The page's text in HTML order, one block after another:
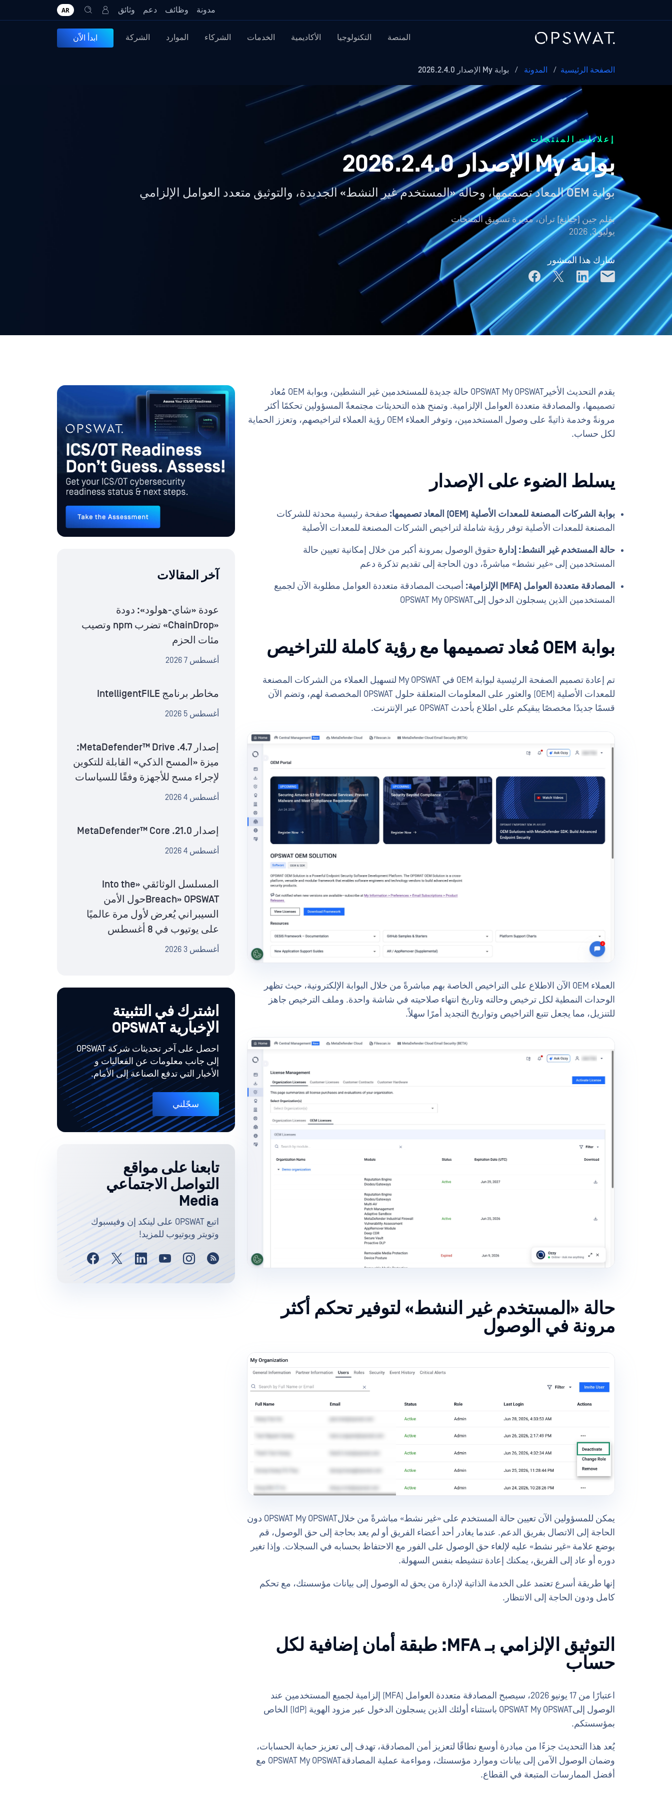
مدونة وظائف دعم وثائق AR
المنصة التكنولوجيا الأكاديمية الخدمات الشركاء الموارد الشركة ابدأ الاّن
الصفحة الرئيسية / المدونة / بوابة My الإصدار 2026.2.4.0
إعلانات المنتجات
بوابة My الإصدار 2026.2.4.0
بوابة OEM المعاد تصميمها، وحالة «المستخدم غير النشط» الجديدة، والتوثيق متعدد العوامل الإلزامي
بقلم جين (جيانغ) تران، مديرة تسويق المنتجات
يوليو 3, 2026
شارك هذا المنشور
يقدم التحديث الأخيرOPSWAT My OPSWAT حالة جديدة للمستخدمين غير النشطين، وبوابة OEM مُعاد
تصميمها، والمصادقة متعددة العوامل الإلزامية. وتمنح هذه التحديثات مجتمعةً المسؤولين تحكمًا أكثر
مرونةً وخدمة ذاتيةً على وصول المستخدمين، وتوفر العملاء OEM رؤية العملاء لتراخيصهم، وتعزز الحماية
لكل حساب.
يسلط الضوء على الإصدار
بوابة الشركات المصنعة للمعدات الأصلية (OEM) المعاد تصميمها:
صفحة رئيسية محدثة للشركات
المصنعة للمعدات الأصلية توفر رؤية شاملة لتراخيص الشركات المصنعة للمعدات الأصلية
حالة المستخدم غير النشط: إدارة حقوق الوصول بمرونة أكبر من خلال إمكانية تعيين حالة
المستخدمين إلى «غير نشط» مباشرةً، دون الحاجة إلى تقديم تذكرة دعم
المصادقة متعددة العوامل (MFA) الإلزامية:
أصبحت المصادقة متعددة العوامل مطلوبة الآن لجميع
المستخدمين الذين يسجلون الدخول إلىOPSWAT My OPSWAT
بوابة OEM مُعاد تصميمها مع رؤية كاملة للتراخيص
تم إعادة تصميم الصفحة الرئيسية لبوابة OEM في My OPSWAT لتسهيل العملاء من الشركات المصنعة
للمعدات الأصلية (OEM) والعثور على المعلومات المتعلقة حلول OPSWAT المخصصة لهم، وتضم الآن
قسمًا جديدًا مخصصًا يبقيكم على اطلاع بأحدث OPSWAT عبر الإنترنت.
العملاء OEM الآن الاطلاع على التراخيص الخاصة بهم مباشرةً من خلال البوابة الإلكترونية، حيث تظهر
الوحدات النمطية لكل ترخيص وحالته وتاريخ انتهاء صلاحيته في شاشة واحدة. وملف الترخيص جاهز
للتنزيل، مما يجعل تتبع التراخيص وتواريخ التجديد أمرًا سهلاً.
حالة «المستخدم غير النشط» لتوفير تحكم أكثر
مرونة في الوصول
يمكن للمسؤولين الآن تعيين حالة المستخدم على «غير نشط» مباشرةً من خلالOPSWAT My OPSWAT دون
الحاجة إلى الاتصال بفريق الدعم. عندما يغادر أحد أعضاء الفريق أو لم يعد بحاجة إلى حق الوصول، قم
بوضع علامة «غير نشط» عليه لإلغاء حق الوصول على الفور مع الاحتفاظ بحسابه في السجلات. وإذا تغير
دوره أو عاد إلى الفريق، يمكنك إعادة تنشيطه بنفس السهولة.
إنها طريقة أسرع تعتمد على الخدمة الذاتية لإدارة من يحق له الوصول إلى بيانات مؤسستك، مع تحكم
كامل ودون الحاجة إلى الانتظار.
التوثيق الإلزامي بـ MFA: طبقة أمان إضافية لكل
حساب
اعتبارًا من 17 يونيو 2026، سيصبح المصادقة متعددة العوامل (MFA) إلزامية لجميع المستخدمين عند
الوصول إلىOPSWAT My OPSWAT باستثناء أولئك الذين يسجلون الدخول عبر مزود الهوية (IdP) الخاص
بمؤسستكم.
يُعد هذا التحديث جزءًا من مبادرة أوسع نطاقًا لتعزيز أمن المصادقة، تهدف إلى تعزيز حماية الحسابات،
وضمان الوصول الآمن إلى بيانات وموارد مؤسستك، ومواءمة عملية المصادقةOPSWAT My OPSWAT مع
أفضل الممارسات المتبعة في القطاع.
آخر المقالات
عودة «شاي-هولود»: دودة
«ChainDrop» تضرب npm وتصيب
مئات الحزم
أغسطس 7 2026
مخاطر برنامج IntelligentFILE
أغسطس 5 2026
إصدار MetaDefender™ Drive .4.7:
ميزة «المسح الذكي» القابلة للتكوين
لإجراء مسح للأجهزة وفقًا للسياسات
أغسطس 4 2026
إصدار MetaDefender™ Core .21.0
أغسطس 4 2026
المسلسل الوثائقي «Into the
Breach» OPSWATحول الأمن
السيبراني يُعرض لأول مرة عالميًا
على يوتيوب في 8 أغسطس
أغسطس 3 2026
اشترك في التثبيتة
الإخبارية OPSWAT
احصل على آخر تحديثات شركة OPSWAT
إلى جانب معلومات عن الفعاليات و
الأخبار التي تدفع الصناعة إلى الأمام.
سجّلني
تابعنا على مواقع
التواصل الاجتماعي
Media
اتبع OPSWAT على لينكد إن وفيسبوك
وتويتر ويوتيوب للمزيد!